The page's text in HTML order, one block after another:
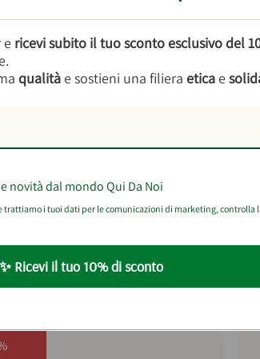
e nella valorizzazione del
Group, specializzata nella
ambientalee sociale, produce
Composta Bio Di Albicocca
e ricevi subito il tuo sconto esclusivo del
qualità e sostieni una filiera etica e
novità dal mondo Qui Da Noi
trattiamo i tuoi dati per le comunicazioni di marketing, controlla
✨ Ricevi il tuo 10% di sconto